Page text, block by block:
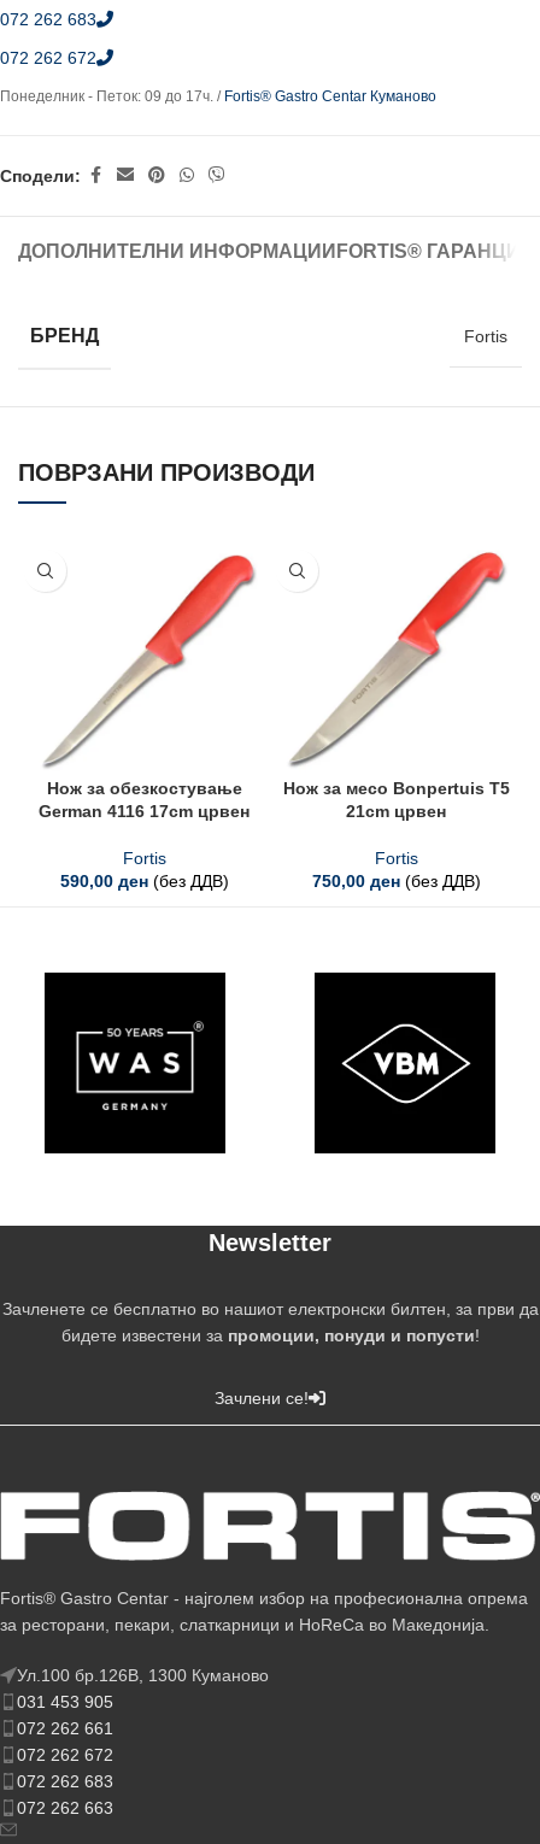
072 262 683
072 262 672
Понеделник - Петок: 09 до 17ч. / Fortis® Gastro Centar Куманово
Сподели:
ДОПОЛНИТЕЛНИ ИНФОРМАЦИИ FORTIS®
БРЕНД Fortis
ПОВРЗАНИ ПРОИЗВОДИ
Нож за обезкостување
German 4116 17cm црвен
Fortis
590,00 ден (без ДДВ)
Нож за месо Bonpertuis T5
21cm црвен
Fortis
750,00 ден (без ДДВ)
Newsletter
Зачленете се бесплатно во нашиот електронски билтен, за први да
бидете известени за промоции, понуди и попусти!
Зачлени се!
Fortis® Gastro Centar - најголем избор на професионална опрема
за ресторани, пекари, слаткарници и HoReCa во Македонија.
Ул.100 бр.126В, 1300 Куманово
031 453 905
072 262 661
072 262 672
072 262 683
072 262 663